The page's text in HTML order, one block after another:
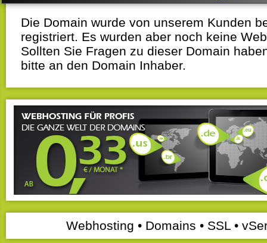
Die Domain wurde von unserem Kunden
registriert. Es wurden aber noch keine
Sollten Sie Fragen zu dieser Domain
bitte an den Domain Inhaber.
Webhosting • Domains • SSL •